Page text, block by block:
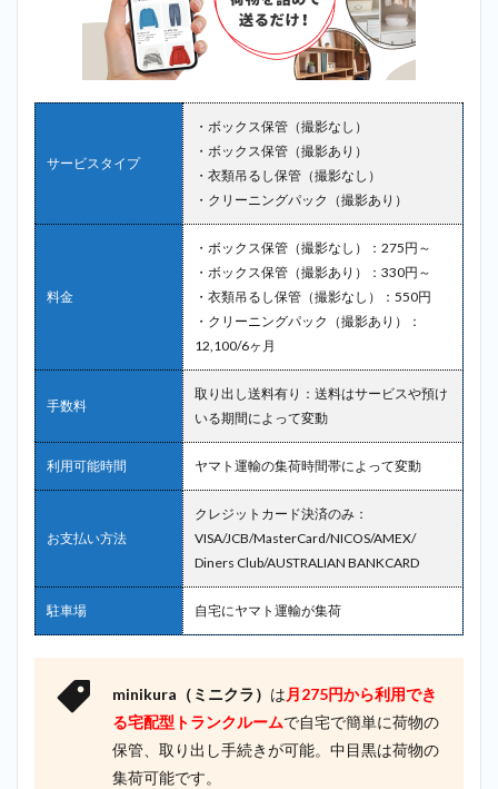
4
まと
サービスタイプ
・ボックス保管（撮影なし）
・ボックス保管（撮影あり）
・衣類吊るし保管（撮影なし）
・クリーニングパック（撮影あり）
料金
・ボックス保管（撮影なし）：275円～
・ボックス保管（撮影あり）：330円～
・衣類吊るし保管（撮影なし）：550円
・クリーニングパック（撮影あり）：
12,100/6ヶ月
手数料
取り出し送料有り：送料はサービスや預け
いる期間によって変動
利用可能時間 ヤマト運輸の集荷時間帯によって変動
お支払い方法
クレジットカード決済のみ：
VISA/JCB/MasterCard/NICOS/AMEX/
Diners Club/AUSTRALIAN BANKCARD
駐車場 自宅にヤマト運輸が集荷
minikura（ミニクラ） は 月275円から利用でき
る宅配型トランクルームで自宅で簡単に荷物の
保管、取り出し手続きが可能。中目黒は荷物の
集荷可能です。